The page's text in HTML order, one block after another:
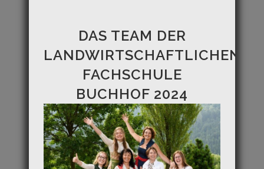
DAS TEAM DER
LANDWIRTSCHAFTLICHEN
FACHSCHULE
BUCHHOF 2024